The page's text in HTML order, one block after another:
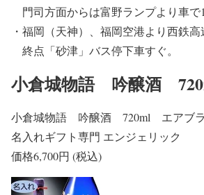
門司方面からは富野ランプより車で
・福岡（天神）、福岡空港より西鉄高
終点「砂津」バス停下車すぐ。
小倉城物語 吟醸酒
小倉城物語 吟醸酒 720ml エアブ
名入れギフト専門 エンジェリック
価格6,700円 (税込)